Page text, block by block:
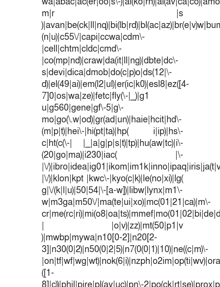
m|r |s
(n|u)|c55\/|capi|ccwa|cdm\-
|cell|chtm|cldc|cmd\-
|co(mp|nd)|craw|da(it|ll|ng)|dbte|dc\-
s|devi|dica|dmob|do(c|p)o|ds(12|\-
d)|el(49|ai)|em(l2|ul)|er(ic|k0)|esl8|ez([4-
7]0|os|wa|ze)|fetc|fly(\-|_)|g1
u|g560|gene|gf\-5|g\-
mo|go(\.w|od)|gr(ad|un)|haie|hcit|hd\-
(m|p|t)|hei\-|hi(pt|ta)|hp( i|ip)|hs\-
c|ht(c(\-| |_|a|g|p|s|t)|tp)|hu(aw|tc)|i\-
(20|go|ma)|i230|iac( |\-
|\/
|\/)|klon|kpt |kwc\-|kyo(c|k)|le(no|xi)|lg(
g|\/(k|l|u)|50|54|\-[a-w])|libw|lynx|m1\-
w|m3ga|m50\/|ma(te|ui|xo)|mc(01|21|ca)|m\-
| |o|v)|zz)|mt(50|p1|v
)|mwbp|mywa|n10[0-2]|n20[2-
3]|n30(0|2)|n50(0|2|5)|n7(0(0|1)|10)|ne((c|m)\-
([1-
8]|c))|phil|pire|pl(ay|uc)|pn\-